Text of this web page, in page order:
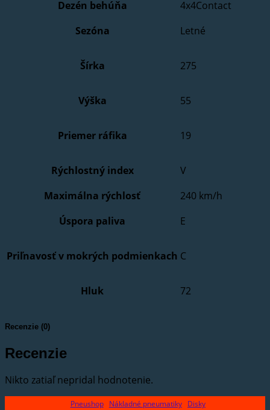
Dezén behúňa
4x4Contact
Sezóna
Letné
Šírka 275
Výška 55
Priemer ráfika 19
Rýchlostný index
V
Maximálna rýchlosť
240 km/h
Úspora paliva
E
Priľnavosť v mokrých podmienkach C
Hluk 72
Recenzie (0)
Recenzie
Nikto zatiaľ nepridal hodnotenie.
Pneushop Nákladné pneumatiky
Disky